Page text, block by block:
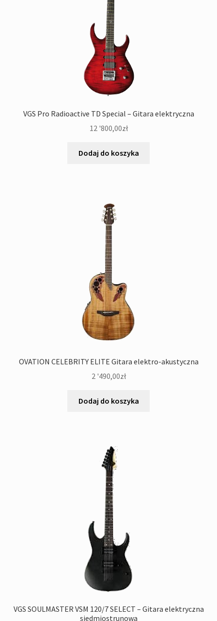
VGS Pro Radioactive TD Special – Gitara elektryczna
12 '800,00zł
Dodaj do koszyka
OVATION CELEBRITY ELITE Gitara elektro-akustyczna
2 '490,00zł
Dodaj do koszyka
VGS SOULMASTER VSM 120/7 SELECT – Gitara elektryczna
siedmiostrunowa